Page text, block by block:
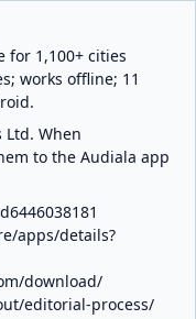
for 1,100+ cities
works offline; 11
Ltd. When
to the Audiala app
apps/details?
download/
editorial-process/